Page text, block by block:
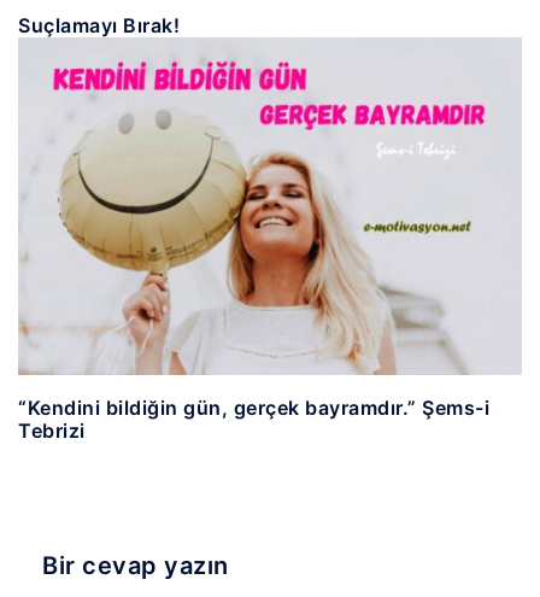
Suçlamayı Bırak!
“Kendini bildiğin gün, gerçek bayramdır.” Şems-i
Tebrizi
Bir cevap yazın